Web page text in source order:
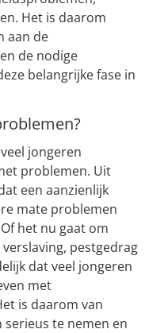
Het is daarom
aan de
de nodige
belangrijke fase in
jongeren
problemen. Uit
een aanzienlijk
mate problemen
het nu gaat om
pestgedrag
dat veel jongeren
met
is daarom van
te nemen en